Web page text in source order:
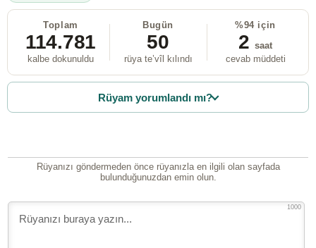
Toplam
114.781
kalbe dokunuldu
Bugün
50
rüya te’vîl kılındı
%94 için
2 saat
cevab müddeti
Rüyam yorumlandı mı?
Rüyanızı göndermeden önce rüyanızla en ilgili olan sayfada
bulunduğunuzdan emin olun.
1000